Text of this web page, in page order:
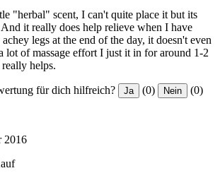
"herbal" scent, I can't quite place it but its
it really does help relieve when I have
legs at the end of the day, it doesn't even
lot of massage effort I just it in for around 1-2
helps.
für dich hilfreich? Ja (0) Nein (0)
2016